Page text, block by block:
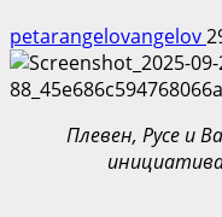
petarangelovangelov
Плевен, Русе и
инициатива